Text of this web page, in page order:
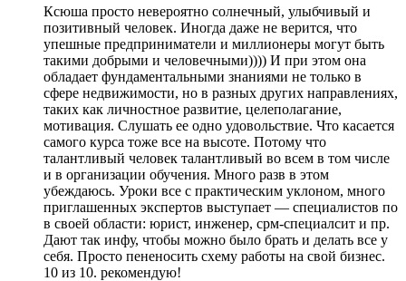
Ксюша просто невероятно солнечный, улыбчивый и
позитивный человек. Иногда даже не верится, что
упешные предприниматели и миллионеры могут быть
такими добрыми и человечными)))) И при этом она
обладает фундаментальными знаниями не только в
сфере недвижимости, но в разных других направлениях,
таких как личностное развитие, целеполагание,
мотивация. Слушать ее одно удовольствие. Что касается
самого курса тоже все на высоте. Потому что
талантливый человек талантливый во всем в том числе
и в организации обучения. Много разв в этом
убеждаюсь. Уроки все с практическим уклоном, много
приглашенных экспертов выступает — специалистов по
в своей области: юрист, инженер, срм-специалсит и пр.
Дают так инфу, чтобы можно было брать и делать все у
себя. Просто пененосить схему работы на свой бизнес.
10 из 10. рекомендую!